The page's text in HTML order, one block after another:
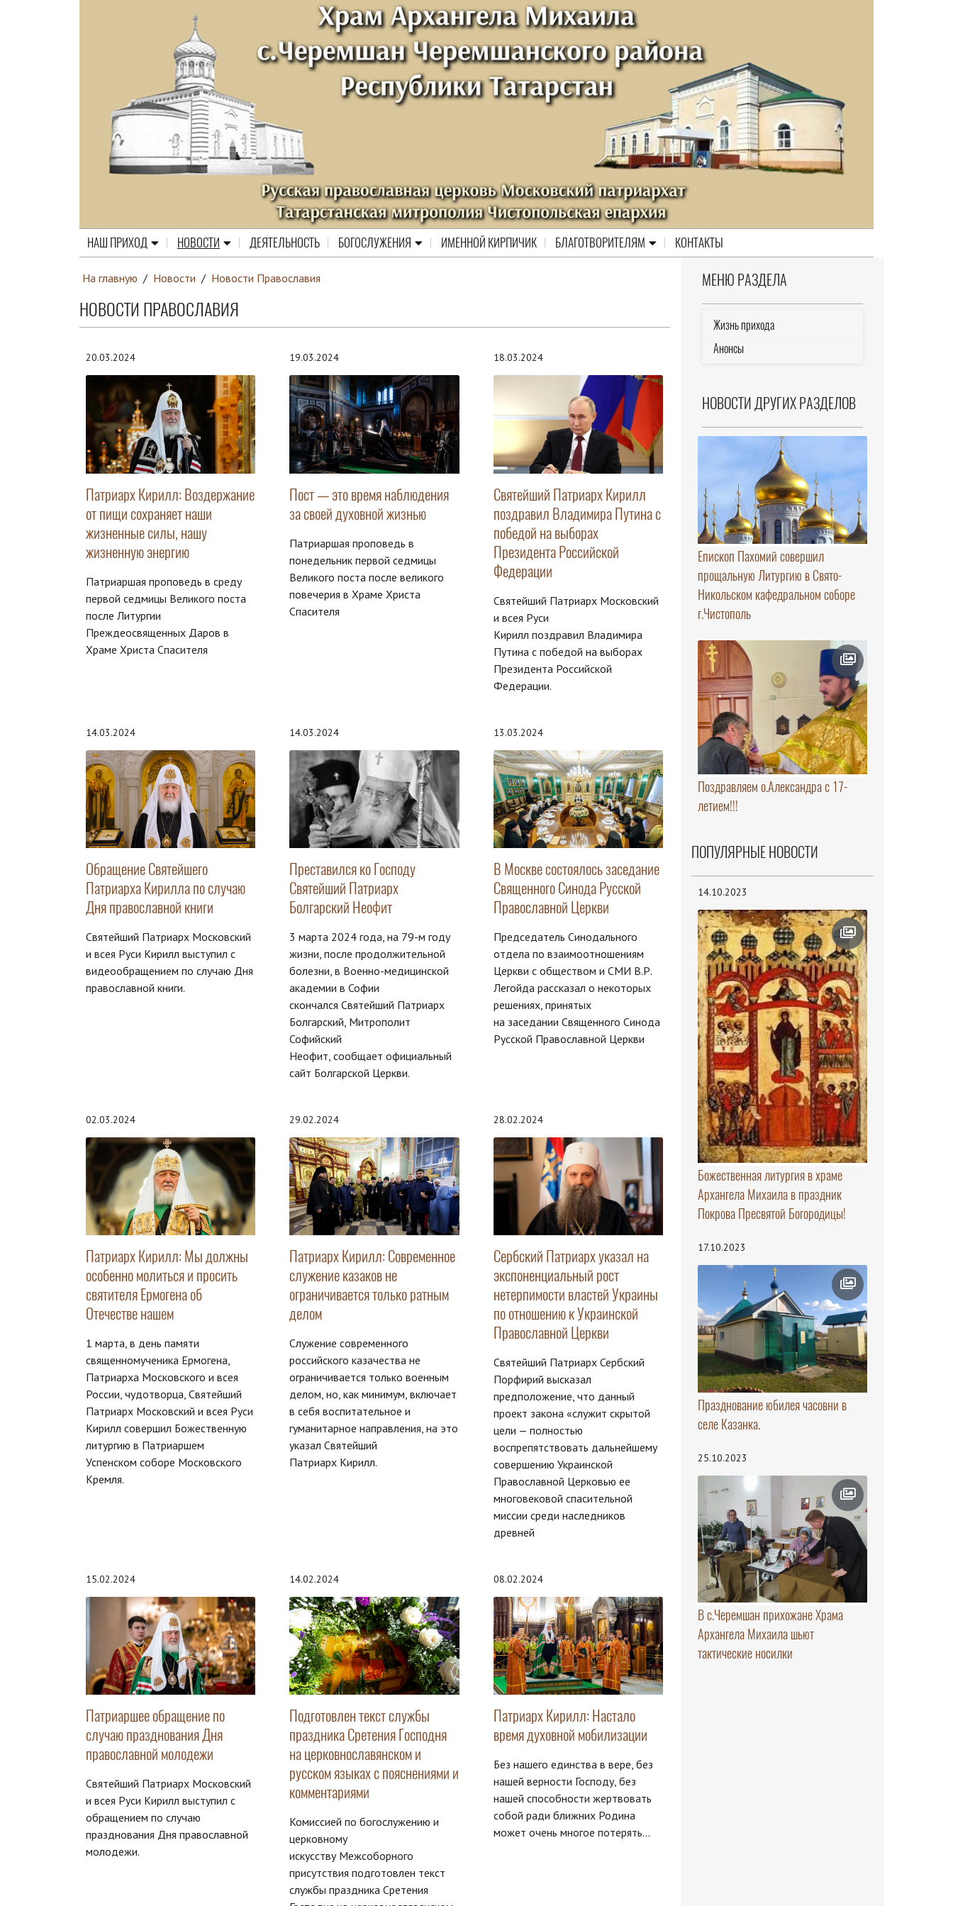
НАШ ПРИХОД НОВОСТИ ДЕЯТЕЛЬНОСТЬ БОГОСЛУЖЕНИЯ ИМЕННОЙ КИРПИЧИК БЛАГОТВОРИТЕЛЯМ КОНТАКТЫ
На главную / Новости / Новости Православия
НОВОСТИ ПРАВОСЛАВИЯ
20.03.2024
Патриарх Кирилл: Воздержание
от пищи сохраняет наши
жизненные силы, нашу
жизненную энергию
Патриаршая проповедь в среду
первой седмицы Великого поста
после Литургии
Преждеосвященных Даров в
Храме Христа Спасителя
19.03.2024
Пост — это время наблюдения
за своей духовной жизнью
Патриаршая проповедь в
понедельник первой седмицы
Великого поста после великого
повечерия в Храме Христа
Спасителя
18.03.2024
Святейший Патриарх Кирилл
поздравил Владимира Путина с
победой на выборах
Президента Российской
Федерации
Святейший Патриарх Московский
и всея Руси
Кирилл поздравил Владимира
Путина с победой на выборах
Президента Российской
Федерации.
14.03.2024
Обращение Святейшего
Патриарха Кирилла по случаю
Дня православной книги
Святейший Патриарх Московский
и всея Руси Кирилл выступил с
видеообращением по случаю Дня
православной книги.
14.03.2024
Преставился ко Господу
Святейший Патриарх
Болгарский Неофит
3 марта 2024 года, на 79-м году
жизни, после продолжительной
болезни, в Военно-медицинской
академии в Софии
скончался Святейший Патриарх
Болгарский, Митрополит
Софийский
Неофит, сообщает официальный
сайт Болгарской Церкви.
13.03.2024
В Москве состоялось заседание
Священного Синода Русской
Православной Церкви
Председатель Синодального
отдела по взаимоотношениям
Церкви с обществом и СМИ В.Р.
Легойда рассказал о некоторых
решениях, принятых
на заседании Священного Синода
Русской Православной Церкви
02.03.2024
Патриарх Кирилл: Мы должны
особенно молиться и просить
святителя Ермогена об
Отечестве нашем
1 марта, в день памяти
священномученика Ермогена,
Патриарха Московского и всея
России, чудотворца, Святейший
Патриарх Московский и всея Руси
Кирилл совершил Божественную
литургию в Патриаршем
Успенском соборе Московского
Кремля.
29.02.2024
Патриарх Кирилл: Современное
служение казаков не
ограничивается только ратным
делом
Служение современного
российского казачества не
ограничивается только военным
делом, но, как минимум, включает
в себя воспитательное и
гуманитарное направления, на это
указал Святейший
Патриарх Кирилл.
28.02.2024
Сербский Патриарх указал на
экспоненциальный рост
нетерпимости властей Украины
по отношению к Украинской
Православной Церкви
Святейший Патриарх Сербский
Порфирий высказал
предположение, что данный
проект закона «служит скрытой
цели — полностью
воспрепятствовать дальнейшему
совершению Украинской
Православной Церковью ее
многовековой спасительной
миссии среди наследников
древней
15.02.2024
Патриаршее обращение по
случаю празднования Дня
православной молодежи
Святейший Патриарх Московский
и всея Руси Кирилл выступил с
обращением по случаю
празднования Дня православной
молодежи.
14.02.2024
Подготовлен текст службы
праздника Сретения Господня
на церковнославянском и
русском языках с пояснениями и
комментариями
Комиссией по богослужению и
церковному
искусству Межсоборного
присутствия подготовлен текст
службы праздника Сретения
08.02.2024
Патриарх Кирилл: Настало
время духовной мобилизации
Без нашего единства в вере, без
нашей верности Господу, без
нашей способности жертвовать
собой ради ближних Родина
может очень многое потерять...
МЕНЮ РАЗДЕЛА
Жизнь прихода
Анонсы
НОВОСТИ ДРУГИХ РАЗДЕЛОВ
Епископ Пахомий совершил
прощальную Литургию в Свято-
Никольском кафедральном соборе
г.Чистополь
Поздравляем о.Александра с 17-
летием!!!
ПОПУЛЯРНЫЕ НОВОСТИ
14.10.2023
Божественная литургия в храме
Архангела Михаила в праздник
Покрова Пресвятой Богородицы!
17.10.2023
Празднование юбилея часовни в
селе Казанка.
25.10.2023
В с.Черемшан прихожане Храма
Архангела Михаила шьют
тактические носилки